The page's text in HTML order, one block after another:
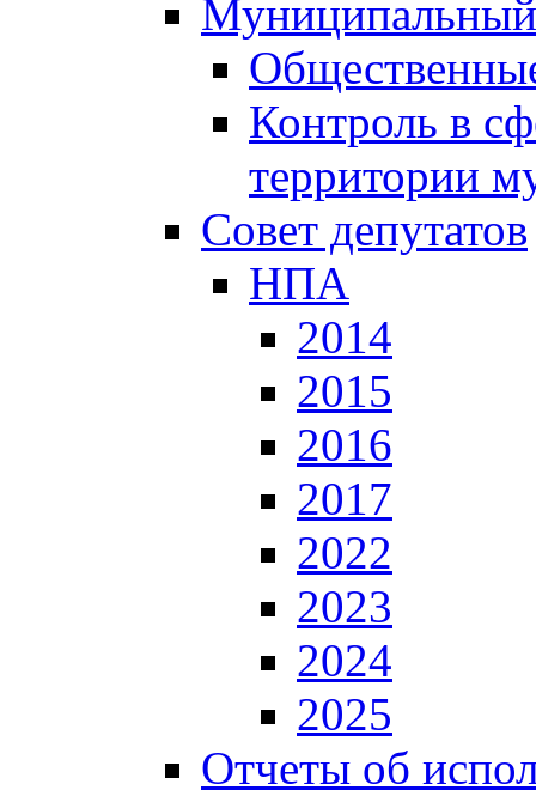
Муниципальный
Контроль в
территории
Совет депутатов
НПА
2014
2015
2016
2017
2022
2023
2024
2025
Отчеты об